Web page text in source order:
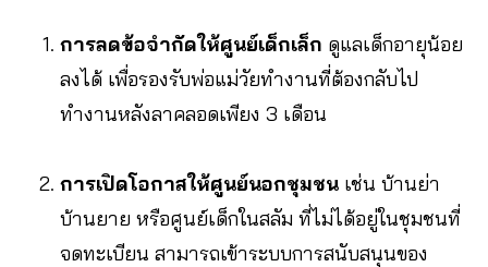
การลดข้อจำกัดให้ศูนย์เด็กเล็ก ดูแลเด็กอายุน้อย
ลงได้ เพื่อรองรับพ่อแม่วัยทำงานที่ต้องกลับไป
ทำงานหลังลาคลอดเพียง 3 เดือน
การเปิดโอกาสให้ศูนย์นอกชุมชน เช่น บ้านย่า
บ้านยาย หรือศูนย์เด็กในสลัม ที่ไม่ได้อยู่ในชุมชนที่
จดทะเบียน สามารถเข้าระบบการสนับสนุนของ